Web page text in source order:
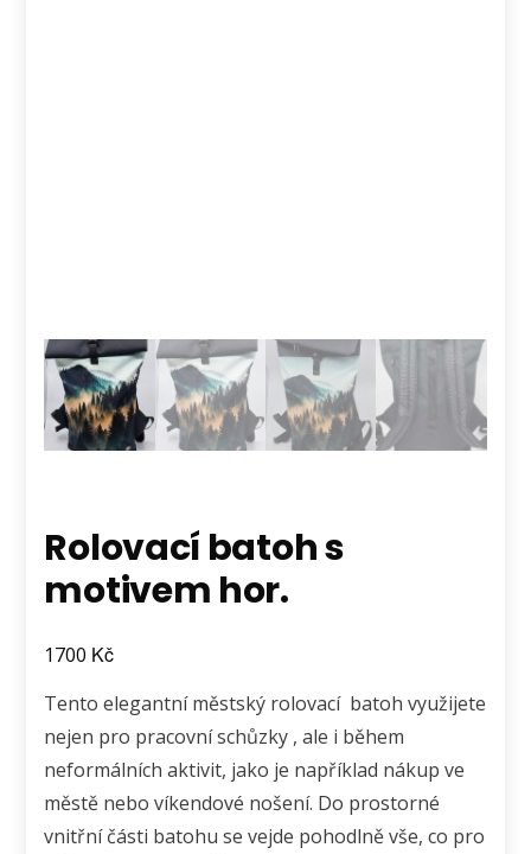
Rolovací batoh s
motivem hor.
1700 Kč
Tento elegantní městský rolovací batoh využijete
nejen pro pracovní schůzky , ale i během
neformálních aktivit, jako je například nákup ve
městě nebo víkendové nošení. Do prostorné
vnitřní části batohu se vejde pohodlně vše, co pro